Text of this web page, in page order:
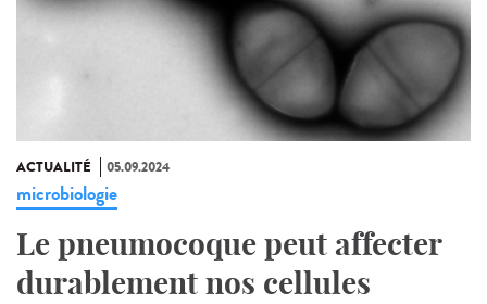
ACTUALITÉ 05.09.2024
microbiologie
Le pneumocoque peut affecter
durablement nos cellules